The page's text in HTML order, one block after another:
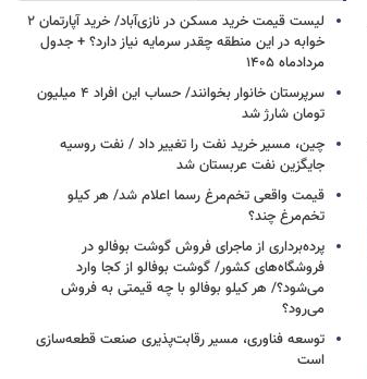
لیست قیمت خرید مسکن در نازی‌آباد/ خرید آپارتمان ۲
خوابه در این منطقه چقدر سرمایه نیاز دارد؟ + جدول
مردادماه ۱۴۰۵
سرپرستان خانوار بخوانند/ حساب این افراد ۴ میلیون
تومان شارژ شد
چین، مسیر خرید نفت را تغییر داد / نفت روسیه
جایگزین نفت عربستان شد
قیمت واقعی تخم‌مرغ رسما اعلام شد/ هر کیلو
تخم‌مرغ چند؟
پرده‌برداری از ماجرای فروش گوشت بوفالو در
فروشگاه‌های کشور/ گوشت بوفالو از کجا وارد
می‌شود؟/ هر کیلو بوفالو با چه قیمتی به فروش
می‌رود؟
توسعه فناوری، مسیر رقابت‌پذیری صنعت قطعه‌سازی
است